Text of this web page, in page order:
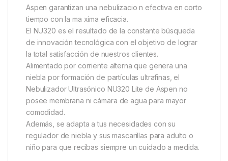
Aspen garantizan una nebulizacio n efectiva en corto
tiempo con la ma xima eficacia.
El NU320 es el resultado de la constante búsqueda
de innovación tecnológica con el objetivo de lograr
la total satisfacción de nuestros clientes.
Alimentado por corriente alterna que genera una
niebla por formación de partículas ultrafinas, el
Nebulizador Ultrasónico NU320 Lite de Aspen no
posee membrana ni cámara de agua para mayor
comodidad.
Además, se adapta a tus necesidades con su
regulador de niebla y sus mascarillas para adulto o
niño para que recibas siempre un cuidado a medida.